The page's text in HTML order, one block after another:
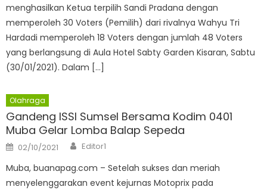
menghasilkan Ketua terpilih Sandi Pradana dengan
memperoleh 30 Voters (Pemilih) dari rivalnya Wahyu Tri
Hardadi memperoleh 18 Voters dengan jumlah 48 Voters
yang berlangsung di Aula Hotel Sabty Garden Kisaran, Sabtu
(30/01/2021). Dalam […]
Olahraga
Gandeng ISSI Sumsel Bersama Kodim 0401
Muba Gelar Lomba Balap Sepeda
Posted
on
02/10/2021 Author
Editor1
Muba, buanapag.com – Setelah sukses dan meriah
menyelenggarakan event kejurnas Motoprix pada